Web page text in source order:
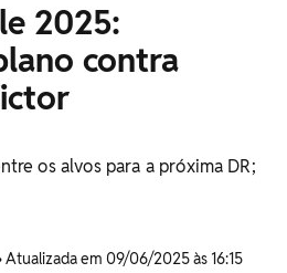
2025:
contra
os alvos para a próxima DR;
Atualizada em 09/06/2025 às 16:15